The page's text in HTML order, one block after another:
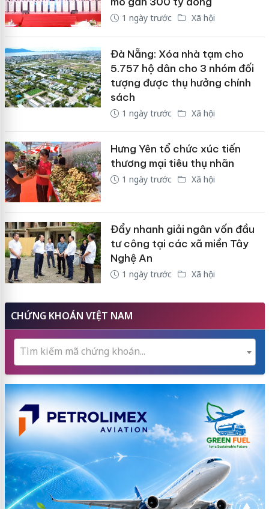
1 ngày trước Xã hội
Đà Nẵng: Xóa nhà tạm cho
5.757 hộ dân cho 3 nhóm đối
tượng được thụ hưởng chính
sách
1 ngày trước Xã hội
Hưng Yên tổ chức xúc tiến
thương mại tiêu thụ nhãn
1 ngày trước Xã hội
Đẩy nhanh giải ngân vốn đầu
tư công tại các xã miền Tây
Nghệ An
1 ngày trước Xã hội
CHỨNG KHOÁN VIỆT NAM
Tìm kiếm mã chứng khoán...